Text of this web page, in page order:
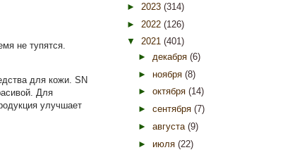
не тупятся.
для кожи. SN
Для
улучшает
► 2023 (314)
► 2022 (126)
▼ 2021 (401)
► декабря (6)
► ноября (8)
► октября (14)
► сентября (7)
► августа (9)
► июля (22)